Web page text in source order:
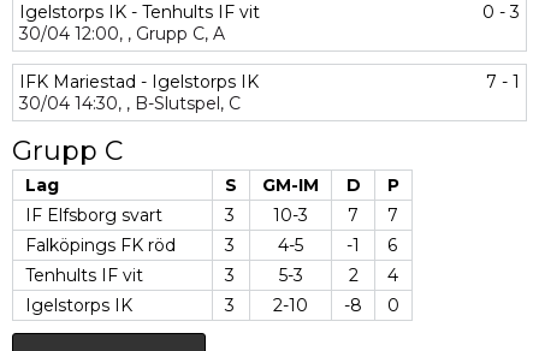
Igelstorps IK - Tenhults IF vit
0 - 3
30/04 12:00, , Grupp C, A
IFK Mariestad - Igelstorps IK
7 - 1
30/04 14:30, , B-Slutspel, C
Grupp C
Lag S GM-IM D
P
IF Elfsborg svart
3 10-3 7
7
Falköpings FK röd
3 4-5 -1
6
Tenhults IF vit
3 5-3 2
4
Igelstorps IK
3 2-10 -8 0